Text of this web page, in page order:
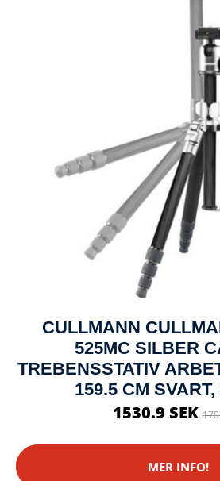
CULLMANN
525MC SILBER
TREBENSSTATIV
159.5 CM
1530.9 SEK
MER INFO!